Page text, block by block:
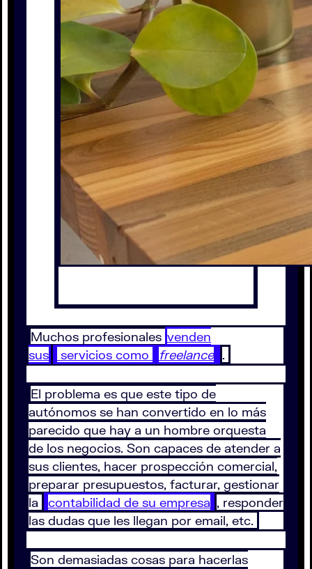
Muchos profesionales venden
sus
servicios como freelance .
El problema es que este tipo de
autónomos se han convertido en lo más
parecido que hay a un hombre orquesta
de los negocios. Son capaces de atender a
sus clientes, hacer prospección comercial,
preparar presupuestos, facturar, gestionar
la
contabilidad de su empresa , responder
las dudas que les llegan por email, etc.
Son demasiadas cosas para hacerlas